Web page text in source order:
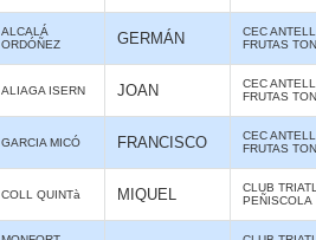
ALCALÁ
ORDÓÑEZ
GERMÁN
CEC
FRUTAS
ALIAGA ISERN JOAN
CEC
FRUTAS
GARCIA MICÓ FRANCISCO
CEC
FRUTAS
COLL QUINTà MIQUEL
CLUB
PEÑISCOLA